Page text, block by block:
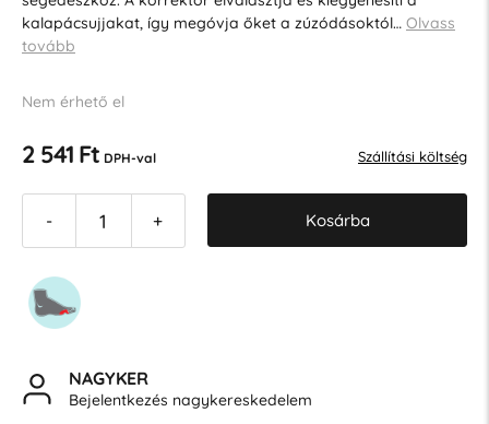
kalapácsujjakat, így megóvja őket a zúzódásoktól… Olvass
tovább
Nem érhető el
2 541 Ft DPH-val Szállítási költség
- + Kosárba
NAGYKER
Bejelentkezés nagykereskedelem